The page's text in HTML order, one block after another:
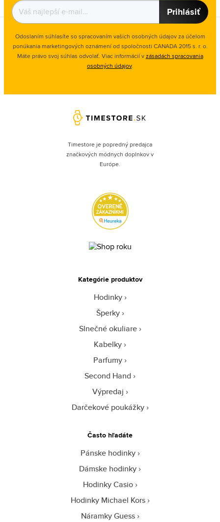
Prihlásiť
Odoslaním súhlasíte so spracovaním vašich osobných údajov za účelom
ponúkania marketingových oznámení od spoločnosti CANADA 2015 s. r. o.
Máte právo svoj súhlas odvolať. Viac informácií vzásadách spracovania
osobných údajov.
Timestore je popredný predajca
značkových módnych doplnkov v
Európe.
Kategórie produktov
Hodinky
Šperky
Slnečné okuliare
Kabelky
Parfumy
Second Hand
Výpredaj
Darčekové poukážky
Často hľadáte
Pánske hodinky
Dámske hodinky
Hodinky Casio
Hodinky Michael Kors
Náramky Guess